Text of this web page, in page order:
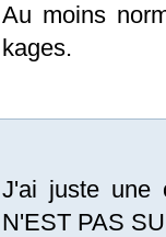
Au moins
kages.
J'ai juste une
N'EST PAS